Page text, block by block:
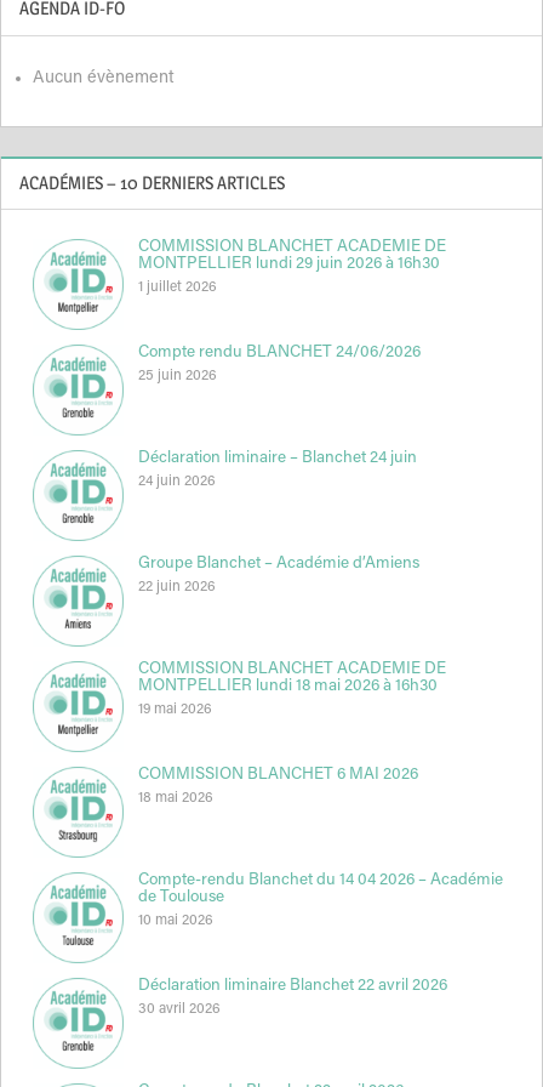
AGENDA ID-FO
Aucun évènement
ACADÉMIES – 10 DERNIERS ARTICLES
COMMISSION BLANCHET ACADEMIE DE
MONTPELLIER lundi 29 juin 2026 à 16h30
1 juillet 2026
Compte rendu BLANCHET 24/06/2026
25 juin 2026
Déclaration liminaire – Blanchet 24 juin
24 juin 2026
Groupe Blanchet – Académie d’Amiens
22 juin 2026
COMMISSION BLANCHET ACADEMIE DE
MONTPELLIER lundi 18 mai 2026 à 16h30
19 mai 2026
COMMISSION BLANCHET 6 MAI 2026
18 mai 2026
Compte-rendu Blanchet du 14 04 2026 – Académie
de Toulouse
10 mai 2026
Déclaration liminaire Blanchet 22 avril 2026
30 avril 2026